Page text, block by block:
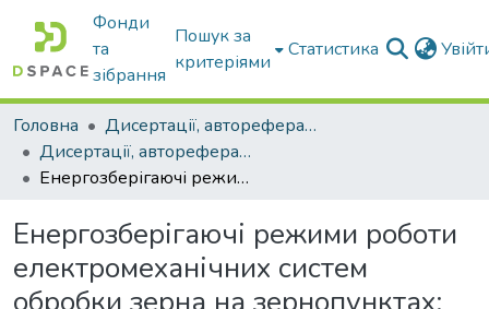
Фонди
та
зібрання
Пошук за
критеріями
Статистика
Головна
Дисертації, автореферати дисертацій
Дисертації, автореферати дисертацій
Енергозберігаючі режими роботи електромеханічних систем обробки зерна на зернопунктах: автореф. дис. ... канд. техн. наук : 05.09.03
Енергозберігаючі режими роботи
електромеханічних систем